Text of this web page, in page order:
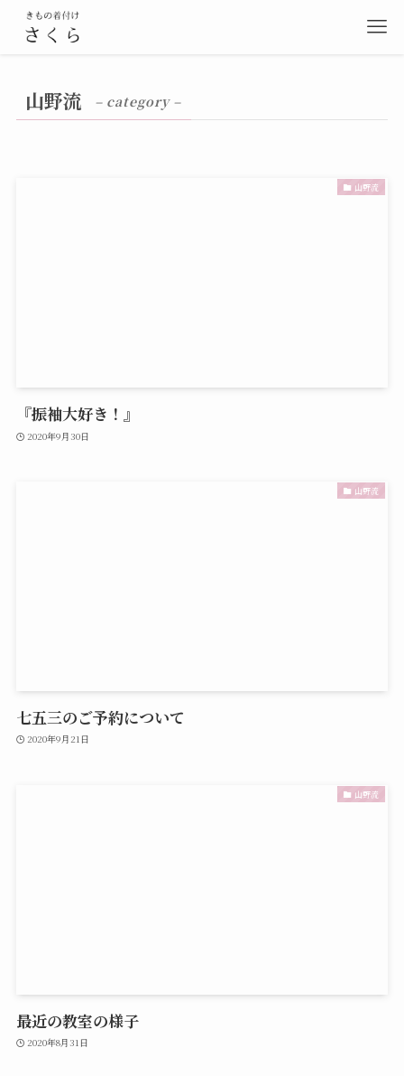
山野流 – category –
山野流
『振袖大好き！』
2020年9月30日
山野流
七五三のご予約について
2020年9月21日
山野流
最近の教室の様子
2020年8月31日